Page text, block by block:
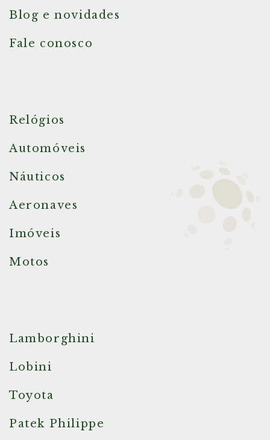
Blog e novidades
Fale conosco
Relógios
Automóveis
Náuticos
Aeronaves
Imóveis
Motos
Lamborghini
Lobini
Toyota
Patek Philippe